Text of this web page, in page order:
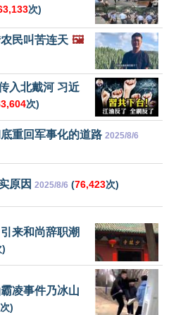
次)
民叫苦连天 🖼️
入北戴河 习近
次)
重回军事化的道路 2025/8/6
原因 2025/8/6 (76,423次)
来和尚辞职潮
)
凌事件乃冰山
次)